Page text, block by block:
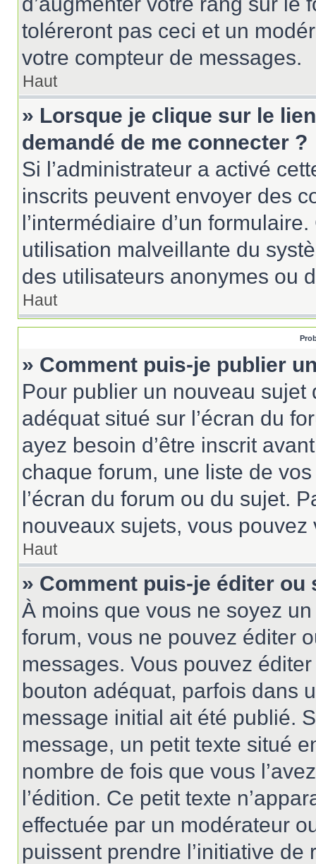
toléreront pas ceci et un
votre compteur de messages.
Haut
» Lorsque je clique sur le
demandé de me connecter ?
Si l’administrateur a activé
inscrits peuvent envoyer des
l’intermédiaire d’un
utilisation malveillante du
des utilisateurs anonymes ou
Haut
» Comment puis-je publier
Pour publier un nouveau
adéquat situé sur l’écran du
ayez besoin d’être inscrit
chaque forum, une liste de
l’écran du forum ou du sujet.
nouveaux sujets, vous
Haut
» Comment puis-je éditer
À moins que vous ne soyez
forum, vous ne pouvez éditer
messages. Vous pouvez
bouton adéquat, parfois dans
message initial ait été publié.
message, un petit texte situé
nombre de fois que vous
l’édition. Ce petit texte
effectuée par un modérateur
puissent prendre l’initiative